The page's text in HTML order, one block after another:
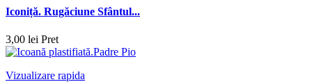
Iconiță. Rugăciune Sfântul...
3,00 lei Pret
Vizualizare rapida